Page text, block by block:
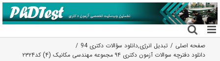
رفتن
به
محتوا
صفحه اصلی تبدیل انرژی,دانلود سؤالات دکتری 94
دانلود دفترچه سوالات آزمون دکتری ۹۴ مجموعه مهندسی مکانیک (۴) کد۲۳۲۴